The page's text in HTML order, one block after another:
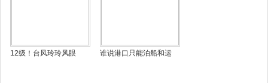
12级！台风玲玲风眼 谁说港口只能泊船和运